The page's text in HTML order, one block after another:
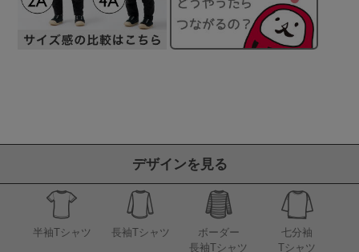
デザインを見る
半袖Tシャツ 長袖Tシャツ
ボーダー
長袖Tシャツ
七分袖
Tシャツ